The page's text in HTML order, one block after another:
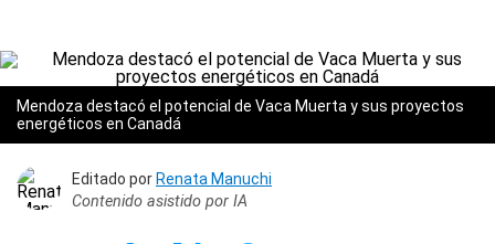
Mendoza destacó el potencial de Vaca Muerta y sus proyectos
energéticos en Canadá
Editado porRenata Manuchi
Contenido asistido por IA